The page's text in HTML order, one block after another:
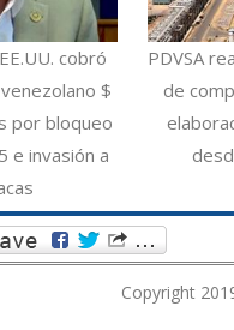
cobró
$
por bloqueo
e invasión a
PDVSA
de
Copyright